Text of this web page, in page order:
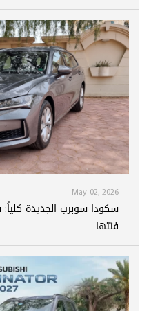
May 02, 2026
سكودا سوبرب الجديدة كلياً:
فئتها